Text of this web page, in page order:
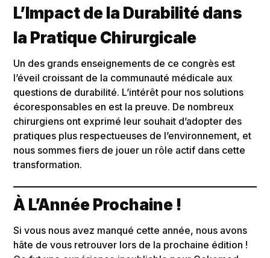
L’Impact de la Durabilité dans
la Pratique Chirurgicale
Un des grands enseignements de ce congrès est
l’éveil croissant de la communauté médicale aux
questions de durabilité. L’intérêt pour nos solutions
écoresponsables en est la preuve. De nombreux
chirurgiens ont exprimé leur souhait d’adopter des
pratiques plus respectueuses de l’environnement, et
nous sommes fiers de jouer un rôle actif dans cette
transformation.
À L’Année Prochaine !
Si vous nous avez manqué cette année, nous avons
hâte de vous retrouver lors de la prochaine édition !